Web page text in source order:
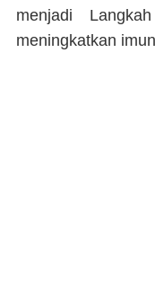
menjadi
meningkatkan